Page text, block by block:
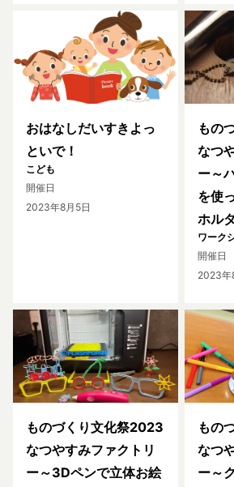
おはなしだいすきよっ
といで！
こども
開催日
2023年8月5日
もの
なつ
ー～
を使
ホル
ワーク
開催日
2023年
ものづくり文化祭2023
なつやすみファクトリ
ー～3Dペンで立体お絵
もの
なつ
ー～